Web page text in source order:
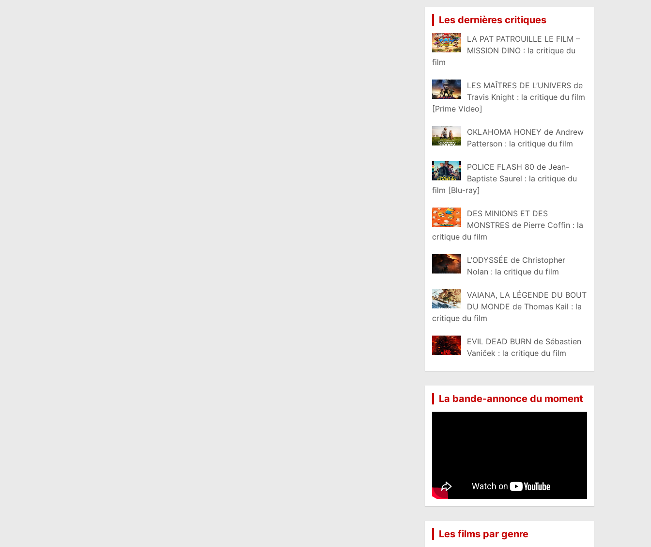
Les dernières critiques
LA PAT PATROUILLE LE FILM –
MISSION DINO : la critique du
film
LES MAÎTRES DE L’UNIVERS de
Travis Knight : la critique du film
[Prime Video]
OKLAHOMA HONEY de Andrew
Patterson : la critique du film
POLICE FLASH 80 de Jean-
Baptiste Saurel : la critique du
film [Blu-ray]
DES MINIONS ET DES
MONSTRES de Pierre Coffin : la
critique du film
L’ODYSSÉE de Christopher
Nolan : la critique du film
VAIANA, LA LÉGENDE DU BOUT
DU MONDE de Thomas Kail : la
critique du film
EVIL DEAD BURN de Sébastien
Vaniček : la critique du film
La bande-annonce du moment
Les films par genre